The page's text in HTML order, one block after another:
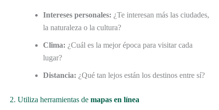
Intereses personales: ¿Te interesan más las ciudades,
la naturaleza o la cultura?
Clima: ¿Cuál es la mejor época para visitar cada
lugar?
Distancia: ¿Qué tan lejos están los destinos entre sí?
2. Utiliza herramientas de mapas en línea